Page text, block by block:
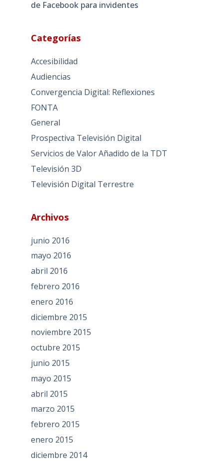
de Facebook para invidentes
Categorías
Accesibilidad
Audiencias
Convergencia Digital: Reflexiones
FONTA
General
Prospectiva Televisión Digital
Servicios de Valor Añadido de la TDT
Televisión 3D
Televisión Digital Terrestre
Archivos
junio 2016
mayo 2016
abril 2016
febrero 2016
enero 2016
diciembre 2015
noviembre 2015
octubre 2015
junio 2015
mayo 2015
abril 2015
marzo 2015
febrero 2015
enero 2015
diciembre 2014